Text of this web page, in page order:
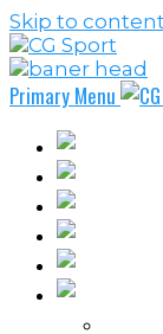
Skip to
Primary Menu